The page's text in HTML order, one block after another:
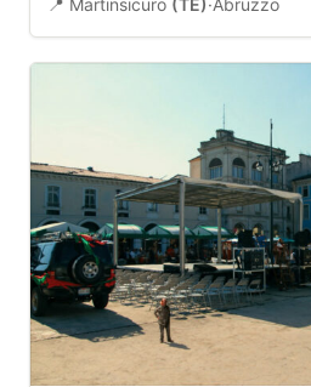
📍 Martinsicuro (TE)·Abruzzo